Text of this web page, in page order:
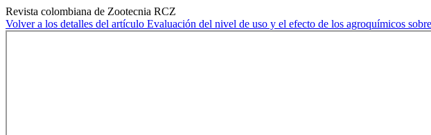
Revista colombiana de Zootecnia RCZ
Volver a los detalles del artículo Evaluación del nivel de uso y el efecto de los agroquímicos